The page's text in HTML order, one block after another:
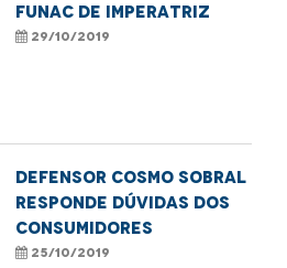
Funac de Imperatriz
29/10/2019
Defensor Cosmo Sobral
responde dúvidas dos
consumidores
25/10/2019